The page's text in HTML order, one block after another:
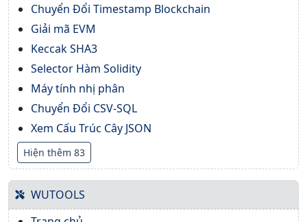
Chuyển Đổi Timestamp Blockchain
Giải mã EVM
Keccak SHA3
Selector Hàm Solidity
Máy tính nhị phân
Chuyển Đổi CSV-SQL
Xem Cấu Trúc Cây JSON
Hiện thêm 83
WUTOOLS